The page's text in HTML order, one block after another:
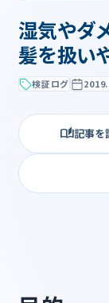
湿気やダ
髪を扱い
検証ログ
記事を